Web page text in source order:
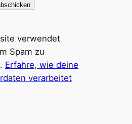
verwendet
Spam zu
Erfahre, wie deine
verarbeitet